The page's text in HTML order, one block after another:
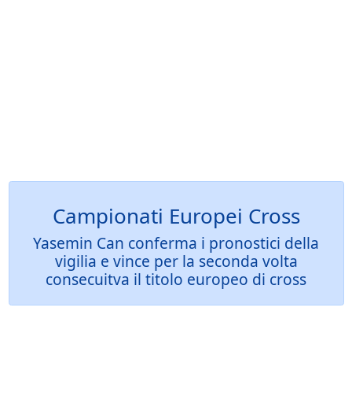
Campionati Europei Cross
Yasemin Can conferma i pronostici della
vigilia e vince per la seconda volta
consecuitva il titolo europeo di cross